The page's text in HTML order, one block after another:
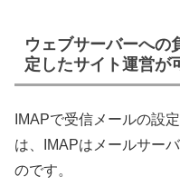
ウェブサーバーへの
定したサイト運営が
IMAPで受信メールの設
は、IMAPはメールサー
のです。